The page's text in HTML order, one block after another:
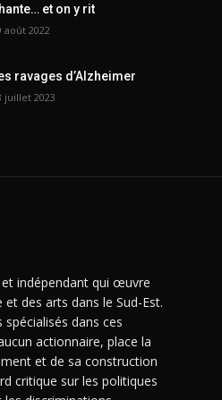
et on y rit
août 2022
ravages d’Alzheimer
juillet 2023
indépendant qui œuvre
des arts dans le Sud-Est.
spécialisés dans ces
actionnaire, place la
et de sa construction
critique sur les politiques